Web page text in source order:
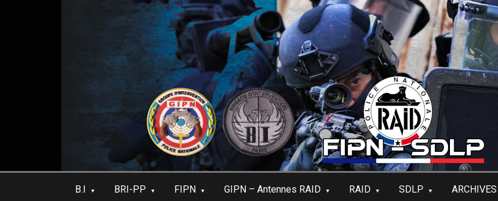
B.I BRI-PP FIPN GIPN – Antennes RAID RAID SDLP ARCHIVES